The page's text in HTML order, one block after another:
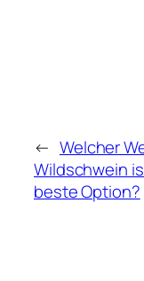
← Welcher
Wildschwein
beste Option?